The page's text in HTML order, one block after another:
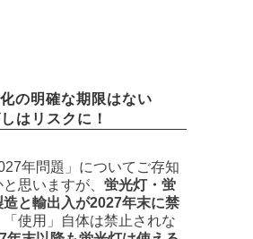
の明確な期限はない
はリスクに！
年問題」についてご存知
思いますが、 蛍光灯・蛍
と輸出入が2027年末に禁
「使用」自体は禁止されな